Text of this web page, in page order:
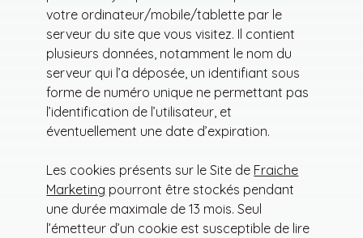
votre ordinateur/mobile/tablette par le
serveur du site que vous visitez. Il contient
plusieurs données, notamment le nom du
serveur qui l’a déposée, un identifiant sous
forme de numéro unique ne permettant pas
l’identification de l’utilisateur, et
éventuellement une date d’expiration.
Les cookies présents sur le Site de Fraiche
Marketing pourront être stockés pendant
une durée maximale de 13 mois. Seul
l’émetteur d’un cookie est susceptible de lire